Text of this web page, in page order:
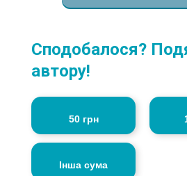
Сподобалося?
автору!
50 грн
Інша сума